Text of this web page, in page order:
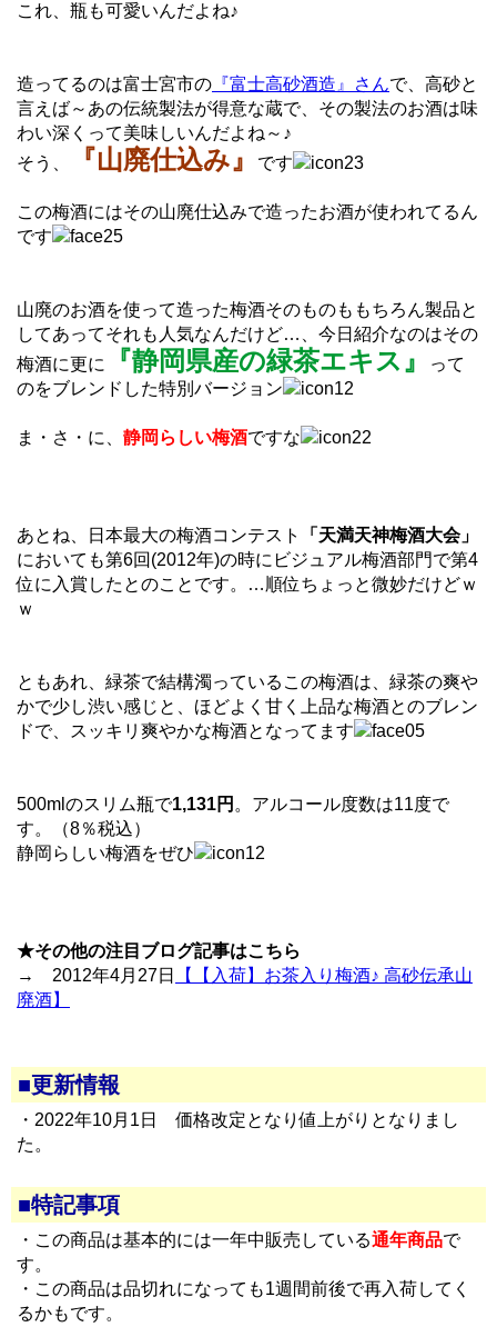
これ、瓶も可愛いんだよね♪
造ってるのは富士宮市の 『富士高砂酒造』さんで、高砂と
言えば～あの伝統製法が得意な蔵で、その製法のお酒は味
わい深くって美味しいんだよね～♪
そう、
『山廃仕込み』 です
この梅酒にはその山廃仕込みで造ったお酒が使われてるん
です
山廃のお酒を使って造った梅酒そのものももちろん製品と
してあってそれも人気なんだけど…、今日紹介なのはその
梅酒に更に
『静岡県産の緑茶エキス』
って
のをブレンドした特別バージョン
ま・さ・に、 静岡らしい梅酒ですな
あとね、日本最大の梅酒コンテスト
「天満天神梅酒大会」
においても第6回(2012年)の時にビジュアル梅酒部門で第4
位に入賞したとのことです。…順位ちょっと微妙だけどｗ
ｗ
ともあれ、緑茶で結構濁っているこの梅酒は、緑茶の爽や
かで少し渋い感じと、ほどよく甘く上品な梅酒とのブレン
ドで、スッキリ爽やかな梅酒となってます
500mlのスリム瓶で1,131円 。アルコール度数は11度で
す。（8％税込）
静岡らしい梅酒をぜひ
★その他の注目ブログ記事はこちら
→ 2012年4月27日
【【入荷】お茶入り梅酒♪ 高砂伝承山
廃酒】
■更新情報
・2022年10月1日 価格改定となり値上がりとなりまし
た。
■特記事項
・この商品は基本的には一年中販売している通年商品で
す。
・この商品は品切れになっても1週間前後で再入荷してく
るかもです。